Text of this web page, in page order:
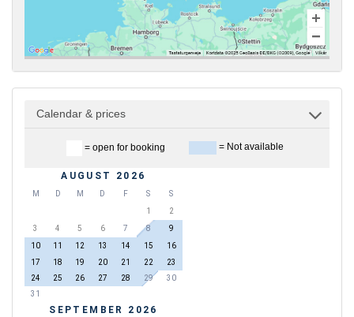
Calendar & prices
= open for booking = Not available
AUGUST 2026
M D M D F S
S
1
2
3
4 5 6 7 8
9
10
11 12 13 14 15
16
17
18 19 20 21 22
23
24
25 26 27 28 29
30
31
SEPTEMBER 2026